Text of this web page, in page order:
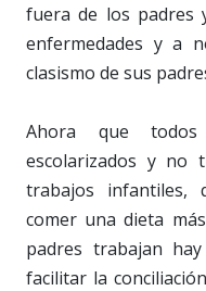
fuera de los padres
enfermedades y a
clasismo de sus
Ahora que
escolarizados y no
trabajos infantiles,
comer una dieta
padres trabajan
facilitar la